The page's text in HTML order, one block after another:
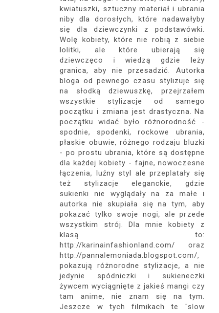
kwiatuszki, sztuczny materiał i ubrania
niby dla dorosłych, które nadawałyby
się dla dziewczynki z podstawówki.
Wolę kobiety, które nie robią z siebie
lolitki, ale które ubierają się
dziewczęco i wiedzą gdzie leży
granica, aby nie przesadzić. Autorka
bloga od pewnego czasu stylizuje się
na słodką dziewuszkę, przejrzałem
wszystkie stylizacje od samego
początku i zmiana jest drastyczna. Na
początku widać było różnorodność -
spodnie, spodenki, rockowe ubrania,
płaskie obuwie, różnego rodzaju bluzki
- po prostu ubrania, które są dostępne
dla każdej kobiety - fajne, nowoczesne
łączenia, luźny styl ale przeplatały się
też stylizacje eleganckie, gdzie
sukienki nie wyglądały na za małe i
autorka nie skupiała się na tym, aby
pokazać tylko swoje nogi, ale przede
wszystkim strój. Dla mnie kobiety z
klasą to:
http://karinainfashionland.com/ oraz
http://pannalemoniada.blogspot.com/,
pokazują różnorodne stylizacje, a nie
jedynie spódniczki i sukieneczki
żywcem wyciągnięte z jakieś mangi czy
tam anime, nie znam się na tym.
Jeszcze w tych filmikach te "slow